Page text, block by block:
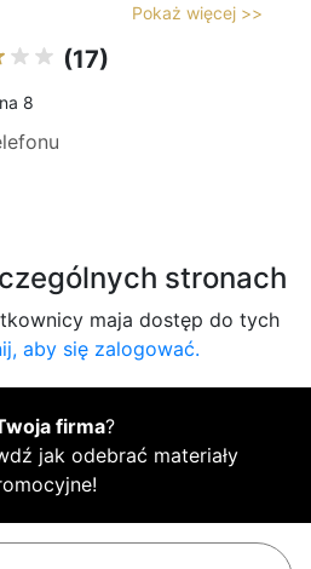
Pokaż więcej >>
(17)
8
stronach
maja dostęp do tych
aby się zalogować.
firma?
jak odebrać materiały